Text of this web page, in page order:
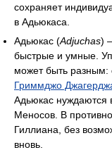
сохраняет
в Адьюкаса.
Адьюкас (Adjuchas)
быстрые и умные.
может быть разным:
Гриммджо
Адьюкас нуждаются
Меносов. В
Гиллиана, без
вновь.